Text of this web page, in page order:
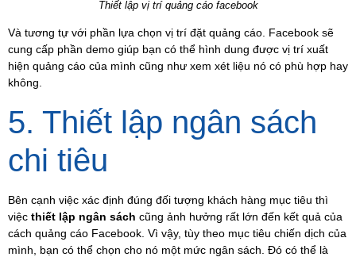
Thiết lập vị trí quảng cáo facebook
Và tương tự với phần lựa chọn vị trí đặt quảng cáo. Facebook sẽ
cung cấp phần demo giúp bạn có thể hình dung được vị trí xuất
hiện quảng cáo của mình cũng như xem xét liệu nó có phù hợp hay
không.
5. Thiết lập ngân sách
chi tiêu
Bên cạnh việc xác định đúng đối tượng khách hàng mục tiêu thì
việc thiết lập ngân sách cũng ảnh hưởng rất lớn đến kết quả của
cách quảng cáo Facebook. Vì vậy, tùy theo mục tiêu chiến dịch của
mình, bạn có thể chọn cho nó một mức ngân sách. Đó có thể là